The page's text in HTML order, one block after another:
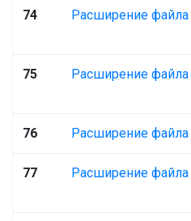
74 Расширение файла
75 Расширение файла
76 Расширение файла
77 Расширение файла